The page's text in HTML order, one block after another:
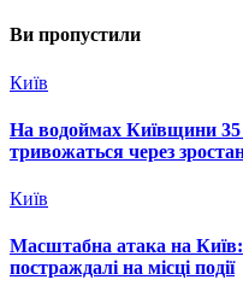
Ви пропустили
Київ
На водоймах Київщини
тривожаться через
Київ
Масштабна атака на
постраждалі на місці події